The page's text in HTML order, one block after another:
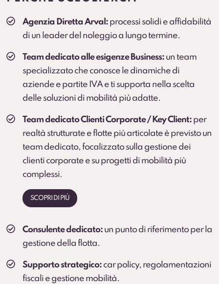
Soluzione consigliata per ruoli critici, agenti e flotte
operative (secondo condizioni).
Agenzia Diretta Arval: processi solidi e affidabilità
di un leader del noleggio a lungo termine.
Team dedicato alle esigenze Business: un team
specializzato che conosce le dinamiche di
aziende e partite IVA e ti supporta nella scelta
delle soluzioni di mobilità più adatte.
Team dedicato Clienti Corporate / Key Client: per
realtà strutturate e flotte più articolate è previsto un
team dedicato, focalizzato sulla gestione dei
clienti corporate e su progetti di mobilità più
complessi.
SCOPRI DI PIÙ
Consulente dedicato: un punto di riferimento per la
gestione della flotta.
Supporto strategico: car policy, regolamentazioni
fiscali e gestione mobilità.